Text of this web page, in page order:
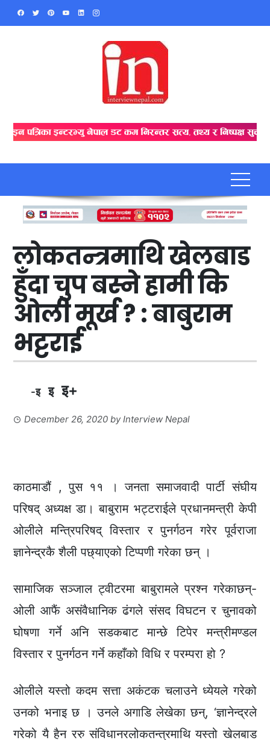
Skip
लोकतन्त्रमाथि खेलबाड
हुँदा चुप बस्ने हामी कि
ओली मूर्ख ? : बाबुराम
भट्टराई
-इ इ इ+
December 26, 2020 byInterview Nepal
काठमाडौं , पुस ११ । जनता समाजवादी पार्टी संघीय
परिषद् अध्यक्ष डा। बाबुराम भट्टराईले प्रधानमन्त्री केपी
ओलीले मन्त्रिपरिषद् विस्तार र पुनर्गठन गरेर पूर्वराजा
ज्ञानेन्द्रकै शैली पछ्याएको टिप्पणी गरेका छन् ।
सामाजिक सञ्जाल ट्वीटरमा बाबुरामले प्रश्न गरेकाछन्-
ओली आफैं असंवैधानिक ढंगले संसद विघटन र चुनावको
घोषणा गर्ने अनि सडकबाट मान्छे टिपेर मन्त्रीमण्डल
विस्तार र पुनर्गठन गर्ने कहाँको विधि र परम्परा हो ?
ओलीले यस्तो कदम सत्ता अकंटक चलाउने ध्येयले गरेको
उनको भनाइ छ । उनले अगाडि लेखेका छन्, ‘ज्ञानेन्द्रले
गरेको यै हैन ररु संविधानरलोकतन्त्रमाथि यस्तो खेलबाड